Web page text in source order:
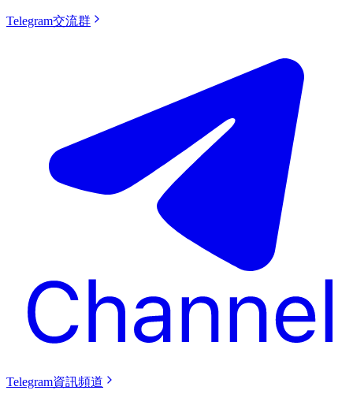
Telegram交流群
Telegram資訊頻道